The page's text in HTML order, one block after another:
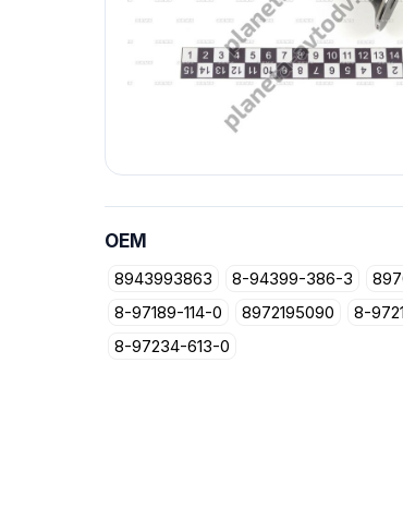
OEM
8943993863 8-94399-386-3
8-97189-114-0
8972195090 8-
8-97234-613-0